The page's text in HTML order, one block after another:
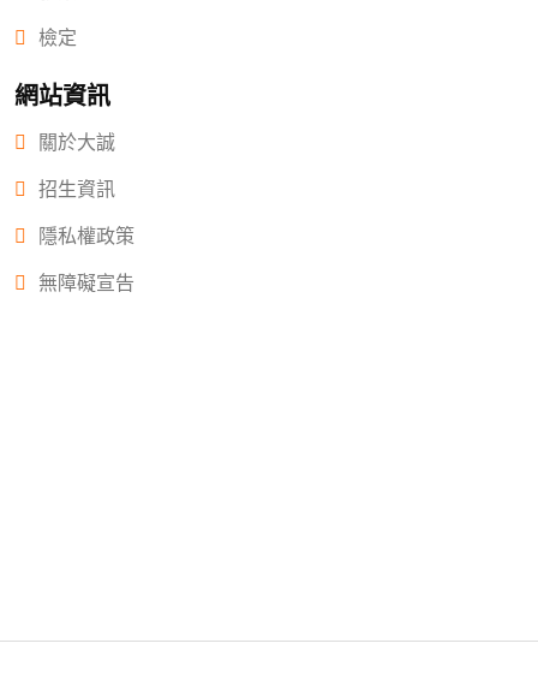
檢定
網站資訊
關於大誠
招生資訊
隱私權政策
無障礙宣告